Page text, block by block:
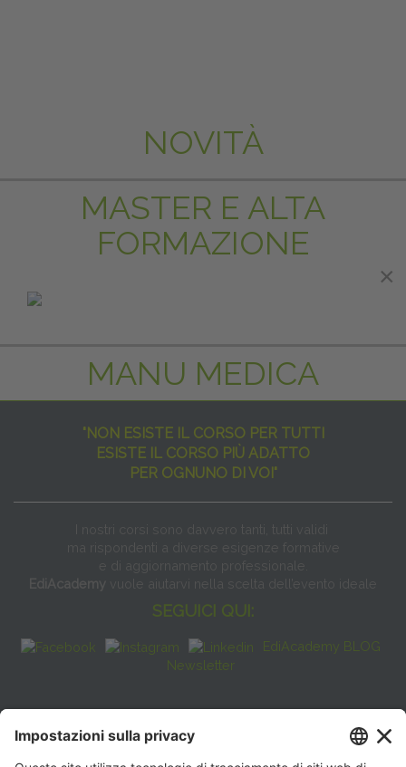
NOVITÀ
MASTER E ALTA
FORMAZIONE
MANU MEDICA
"NON ESISTE IL CORSO PER TUTTI
ESISTE IL CORSO PIÙ ADATTO
PER OGNUNO DI VOI"
I nostri corsi sono davvero tanti, tutti validi
ma rispondenti a diverse esigenze formative
e di aggiornamento professionale.
EdiAcademy vuole aiutarvi nella scelta dell’evento ideale
SEGUICI QUI:
EdiAcademy BLOG
Newsletter
FAQ
×